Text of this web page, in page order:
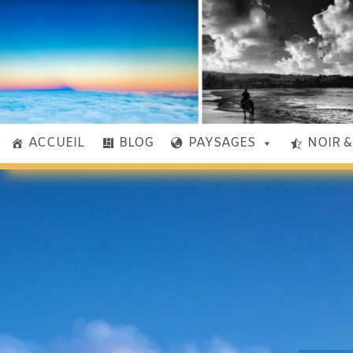
ACCUEIL BLOG PAYSAGES NOIR